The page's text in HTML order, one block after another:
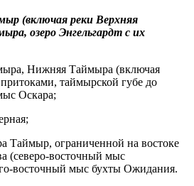
(включая реки Верхняя
озеро Энгельгардт с их
Нижняя Таймыра (включая
таймырской губе до
Оскара;
Таймыр, ограниченной на востоке
(северо-восточный мыс
восточный мыс бухты Ожидания.